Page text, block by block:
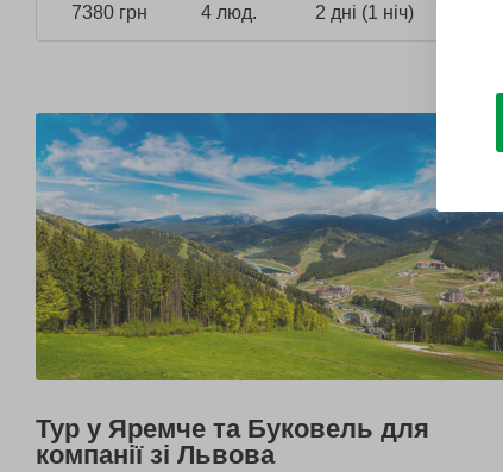
7380 грн 4 люд. 2 дні (1 ніч)
Тур у Яремче та Буковель для
компанії зі Львова